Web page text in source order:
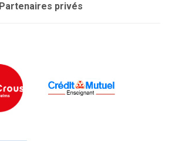
Partenaires privés